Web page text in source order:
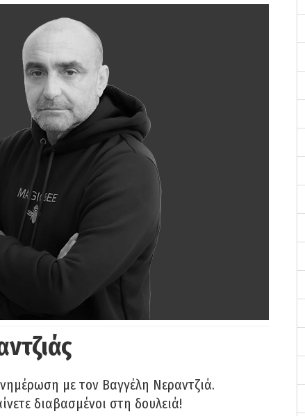
με τον Βαγγέλη Νεραντζιά.
διαβασμένοι στη δουλειά!